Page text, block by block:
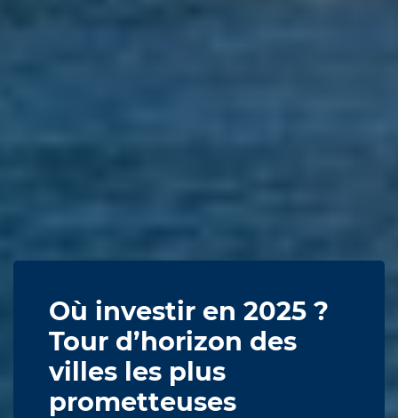
Où investir en 2025 ?
Tour d’horizon des
villes les plus
prometteuses